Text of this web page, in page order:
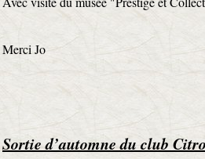
Merci Jo
Sortie d’automne du club